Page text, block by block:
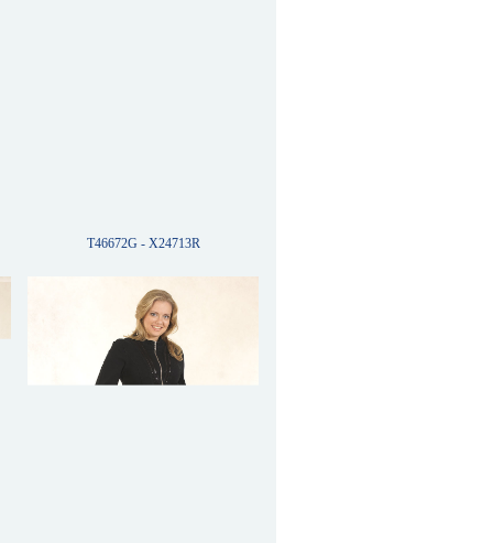
T46672G - X24713R